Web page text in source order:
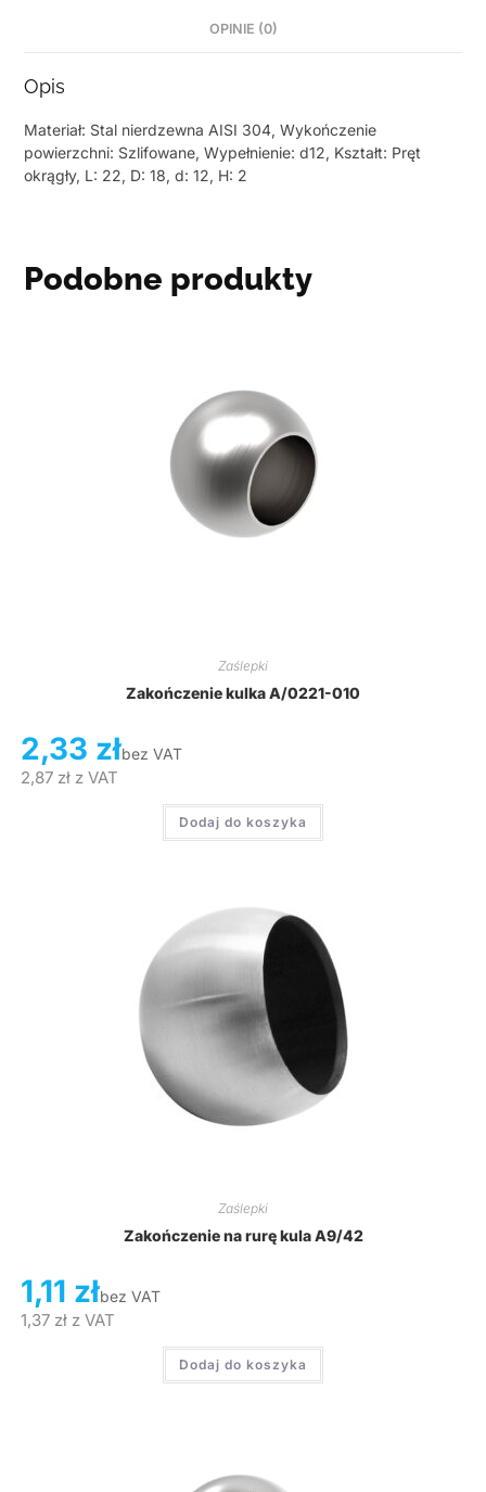
OPINIE (0)
Opis
Materiał: Stal nierdzewna AISI 304, Wykończenie
powierzchni: Szlifowane, Wypełnienie: d12, Kształt: Pręt
okrągły, L: 22, D: 18, d: 12, H: 2
Podobne produkty
Zaślepki
Zakończenie kulka A/0221-010
2,33 złbez VAT
2,87 złz VAT
Dodaj do koszyka
Zaślepki
Zakończenie na rurę kula A9/42
1,11 złbez VAT
1,37 złz VAT
Dodaj do koszyka